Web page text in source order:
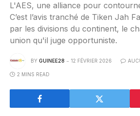
L'AES, une alliance pour
C’est l’avis tranché de Tiken Jah
par les divisions du continent, le
union qu'il juge opportuniste.
BY GUINEE28 12 FÉVRIER 2026
2 MINS READ